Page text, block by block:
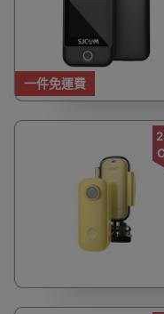
一件免運費